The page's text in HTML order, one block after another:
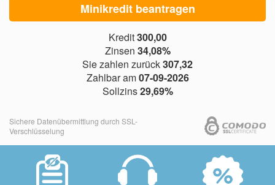
Minikredit beantragen
Kredit300,00
Zinsen 34,08%
Sie zahlen zurück307,32
Zahlbar am07-09-2026
Sollzins29,69%
Sichere Datenübermittlung durch SSL-
Verschlüsselung